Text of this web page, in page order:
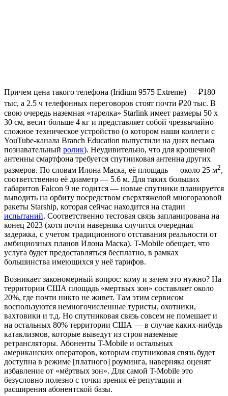
Причем цена такого телефона (Iridium 9575 Extreme) — ₽180
тыс, а 2.5 ч телефонных переговоров стоят почти ₽20 тыс. В
свою очередь наземная «тарелка» Starlink имеет размеры 50 x
30 см, весит больше 4 кг и представляет собой чрезвычайно
сложное техническое устройство (о котором наши коллеги с
YouTube-канала Branch Education выпустили на днях весьма
познавательный ролик). Неудивительно, что для крошечной
антенны смартфона требуется спутниковая антенна других
размеров. По словам Илона Маска, её площадь — около 25 м2,
соответственно её диаметр — 5.6 м. Для таких больших
габаритов Falcon 9 не годится — новые спутники планируется
выводить на орбиту посредством сверхтяжелой многоразовой
ракеты Starship, которая сейчас находится на стадии
испытаний. Соответственно тестовая связь запланирована на
конец 2023 (хотя почти наверняка случится очередная
задержка, с учетом традиционного отставания реальности от
амбициозных планов Илона Маска). T-Mobile обещает, что
услуга будет предоставляться бесплатно, в рамках
большинства имеющихся у неё тарифов.
Возникает закономерный вопрос: кому и зачем это нужно? На
территории США площадь «мертвых зон» составляет около
20%, где почти никто не живет. Там этим сервисом
воспользуются немногочисленные туристы, охотники,
вахтовики и т.д. Но спутниковая связь совсем не помешает и
на остальных 80% территории США — в случае каких-нибудь
катаклизмов, которые выведут из строя наземные
ретрансляторы. Абоненты T-Mobile и остальных
американских операторов, которым спутниковая связь будет
доступна в режиме [платного] роуминга, наверняка оценят
избавление от «мёртвых зон». Для самой T-Mobile это
безусловно полезно с точки зрения её репутации и
расширения абонентской базы.